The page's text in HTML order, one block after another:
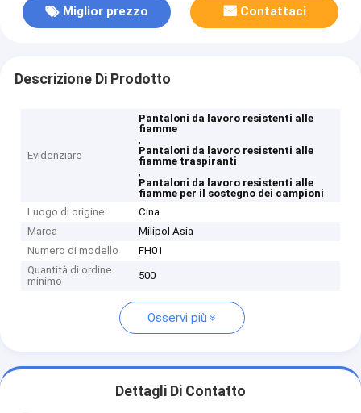
Miglior prezzo Contattaci
Descrizione Di Prodotto
Evidenziare
Pantaloni da lavoro resistenti alle
fiamme
,
Pantaloni da lavoro resistenti alle
fiamme traspiranti
,
Pantaloni da lavoro resistenti alle
fiamme per il sostegno dei campioni
Luogo di origine
Cina
Marca
Milipol Asia
Numero di modello
FH01
Quantità di ordine
minimo
500
Osservi più
Dettagli Di Contatto